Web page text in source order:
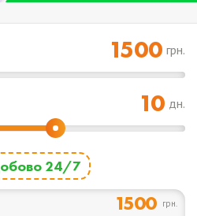
грн.
дн.
24/7
1500 грн.